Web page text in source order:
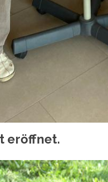
eröffnet.